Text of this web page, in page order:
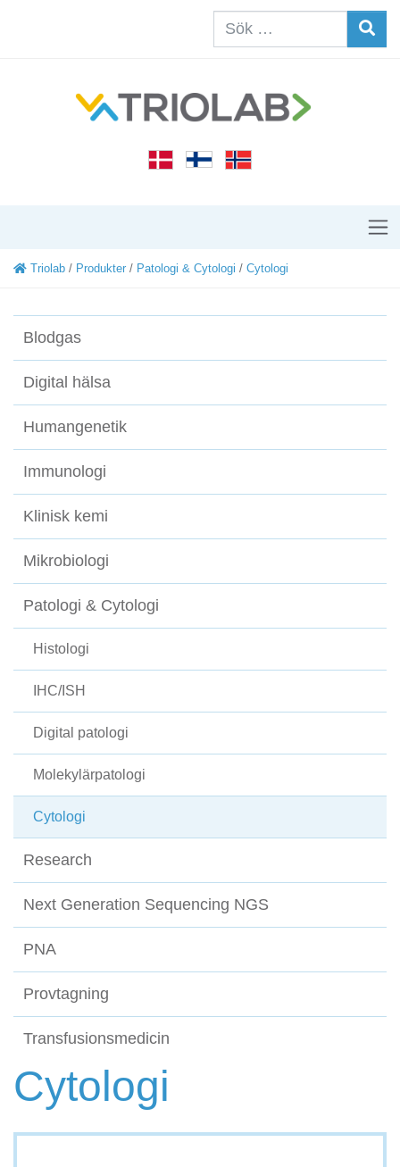
Triolab / Produkter / Patologi & Cytologi / Cytologi
Blodgas
Digital hälsa
Humangenetik
Immunologi
Klinisk kemi
Mikrobiologi
Patologi & Cytologi
Histologi
IHC/ISH
Digital patologi
Molekylärpatologi
Cytologi
Research
Next Generation Sequencing NGS
PNA
Provtagning
Transfusionsmedicin
Cytologi